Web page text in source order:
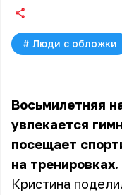
# Люди с обложки
Восьмилетняя
увлекается
посещает
на тренировках.
Кристина